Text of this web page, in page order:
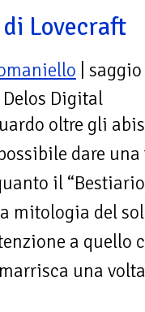
Lovecraft
| saggio
Digital
oltre gli
dare
il
mitologia del
a quello
una